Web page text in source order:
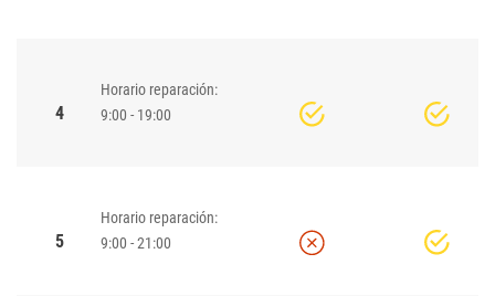
4
Horario reparación:
9:00 - 19:00
5
Horario reparación:
9:00 - 21:00